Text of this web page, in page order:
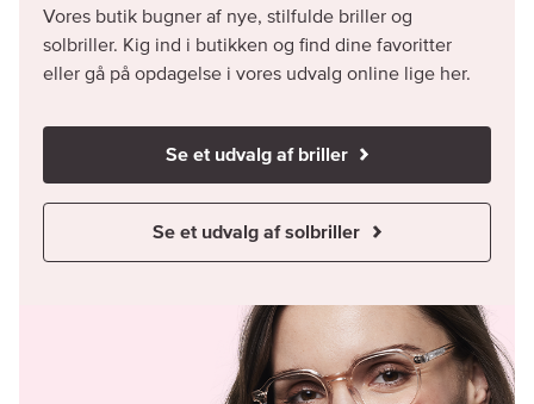
Vores butik bugner af nye, stilfulde briller og
solbriller. Kig ind i butikken og find dine favoritter
eller gå på opdagelse i vores udvalg online lige her.
Se et udvalg af briller
Se et udvalg af solbriller